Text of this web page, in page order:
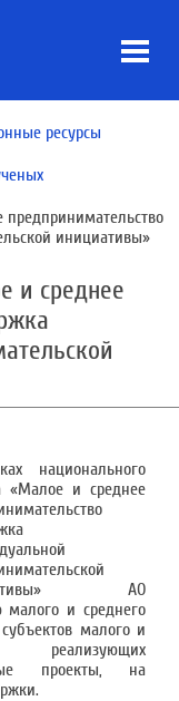
ресурсы
инициативы»
и среднее
национального
«Малое и среднее
АО
малого и среднего
малого и
реализующих
проекты, на